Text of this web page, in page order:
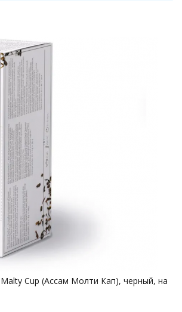
Cup (Ассам Молти Кап), черный, на